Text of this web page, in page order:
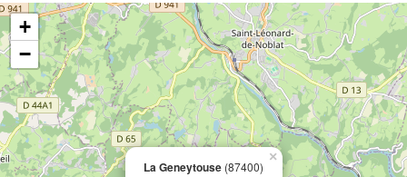
La Geneytouse (87400)
×
+
−